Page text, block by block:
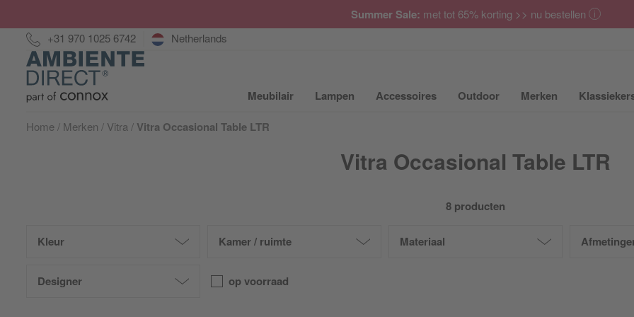
Summer Sale: met tot 65% korting >> nu bestellen
Hotline:
+31 970 1025 6742 Netherlands
Home
Meubilair Submenu van Meubilair uit- of inklappen
Lampen Submenu van Lampen uit- of inklappen
Accessoires Submenu van Accessoires uit- of
Outdoor Submenu van Outdoor
Merken Submenu
Home Merken Vitra Vitra Occasional Table LTR
Vitra Occasional Table LTR
8 producten
Kleur Kamer / ruimte Materiaal
Designer op voorraad